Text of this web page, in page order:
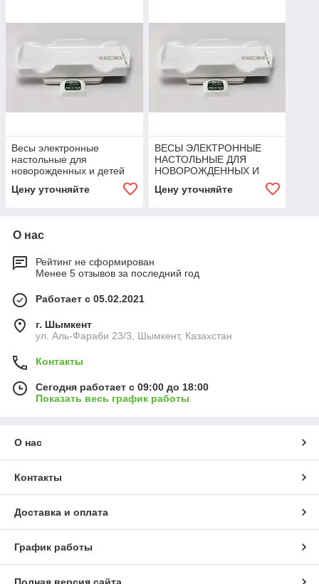
Весы электронные
настольные для
новорожденных и детей
ВЭНд-01-«Малыш» с
Цену уточняйте
ВЕСЫ ЭЛЕКТРОННЫЕ
НАСТОЛЬНЫЕ ДЛЯ
НОВОРОЖДЕННЫХ И
ЛЕТ С МЕХАНИЧЕСКИМ
Цену уточняйте
О нас
Рейтинг не сформирован
Менее 5 отзывов за последний год
Работает с 05.02.2021
г. Шымкент
ул. Аль-Фараби 23/3, Шымкент, Казахстан
Контакты
Сегодня работает с 09:00 до 18:00
Показать весь график работы
О нас
Контакты
Доставка и оплата
График работы